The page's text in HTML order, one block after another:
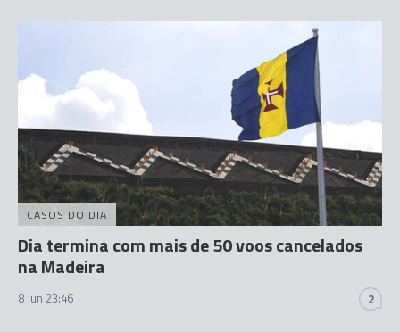
CASOS DO DIA
Dia termina com mais de 50 voos cancelados
na Madeira
8 Jun 23:46 2